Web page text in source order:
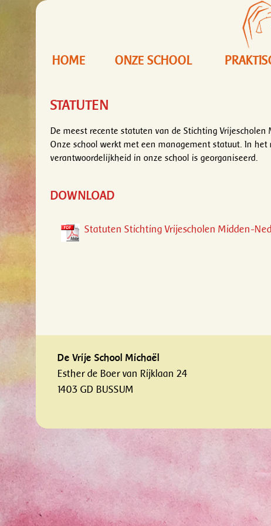
HOME ONZE SCHOOL
STATUTEN
De meest recente statuten van de Stichting
Onze school werkt met een management statuut. In
verantwoordelijkheid in onze school is georganiseerd.
DOWNLOAD
Statuten Stichting Vrijescholen Midden-
De Vrije School Michaël
Esther de Boer van Rijklaan 24
1403 GD BUSSUM